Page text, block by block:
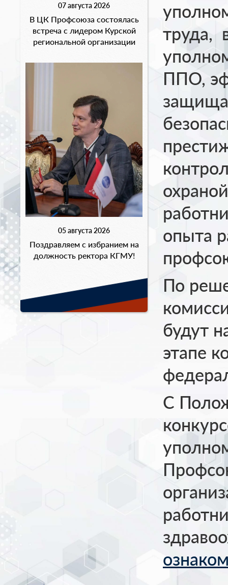
07 августа 2026
В ЦК Профсоюза состоялась
встреча с лидером Курской
региональной организации
05 августа 2026
Поздравляем с избранием на
должность ректора КГМУ!
труда,
ППО,
опыта
По
будут
этапе
С